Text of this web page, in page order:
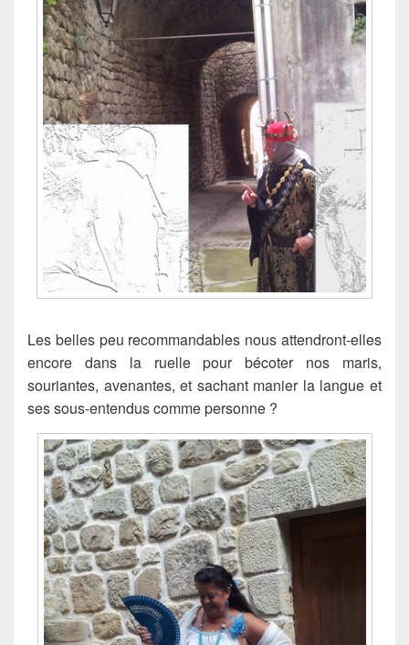
Les belles peu recommandables nous attendront-elles
encore dans la ruelle pour bécoter nos maris,
souriantes, avenantes, et sachant manier la langue et
ses sous-entendus comme personne ?